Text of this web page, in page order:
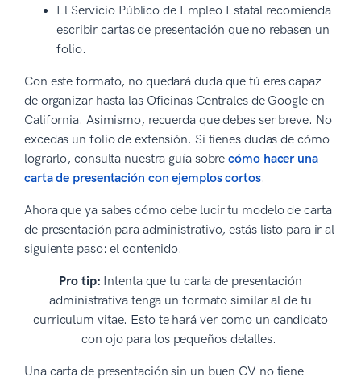
El Servicio Público de Empleo Estatal recomienda
escribir cartas de presentación que no rebasen un
folio.
Con este formato, no quedará duda que tú eres capaz
de organizar hasta las Oficinas Centrales de Google en
California. Asimismo, recuerda que debes ser breve. No
excedas un folio de extensión. Si tienes dudas de cómo
lograrlo, consulta nuestra guía sobrecómo hacer una
carta de presentación con ejemplos cortos.
Ahora que ya sabes cómo debe lucir tu modelo de carta
de presentación para administrativo, estás listo para ir al
siguiente paso: el contenido.
Pro tip: Intenta que tu carta de presentación
administrativa tenga un formato similar al de tu
curriculum vitae. Esto te hará ver como un candidato
con ojo para los pequeños detalles.
Una carta de presentación sin un buen CV no tiene